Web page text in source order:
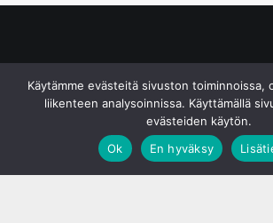
Käytämme evästeitä sivuston toiminnoissa,
liikenteen analysoinnissa. Käyttämällä
evästeiden käytön.
Ok
En hyväksy